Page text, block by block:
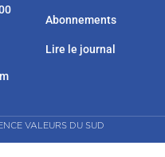
Abonnements
Lire le journal
VALEURS DU SUD